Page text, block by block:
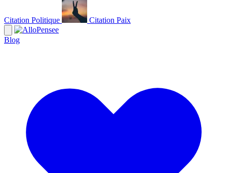
Citation Politique Citation Paix
Blog